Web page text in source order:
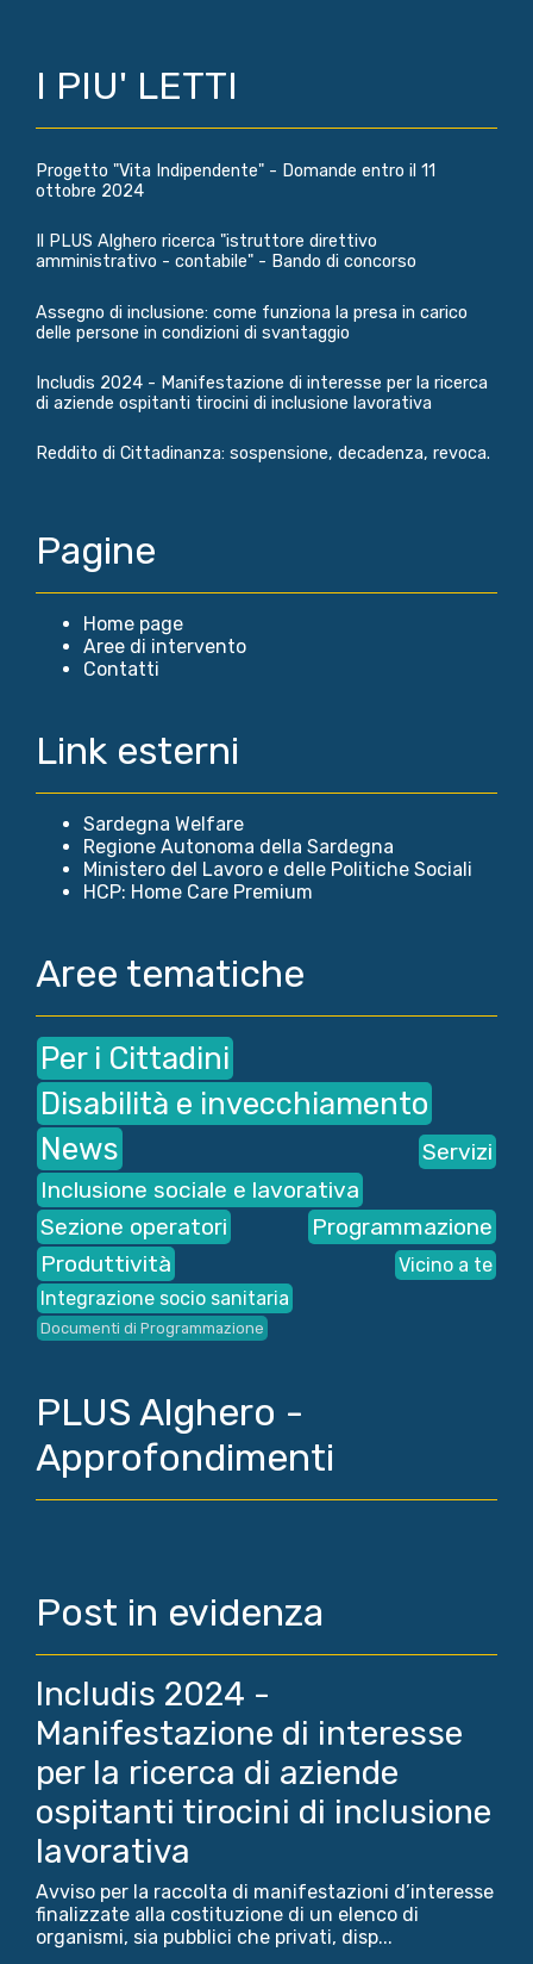
I PIU' LETTI
Progetto "Vita Indipendente" - Domande entro il 11
ottobre 2024
Il PLUS Alghero ricerca "istruttore direttivo
amministrativo - contabile" - Bando di concorso
Assegno di inclusione: come funziona la presa in carico
delle persone in condizioni di svantaggio
Includis 2024 - Manifestazione di interesse per la ricerca
di aziende ospitanti tirocini di inclusione lavorativa
Reddito di Cittadinanza: sospensione, decadenza, revoca.
Pagine
Home page
Aree di intervento
Contatti
Link esterni
Sardegna Welfare
Regione Autonoma della Sardegna
Ministero del Lavoro e delle Politiche Sociali
HCP: Home Care Premium
Aree tematiche
Per i Cittadini
Disabilità e invecchiamento
News
Servizi
Inclusione sociale e lavorativa
Sezione operatori
Programmazione
Produttività
Vicino a te
Integrazione socio sanitaria
Documenti di Programmazione
PLUS Alghero -
Approfondimenti
Post in evidenza
Includis 2024 -
Manifestazione di interesse
per la ricerca di aziende
ospitanti tirocini di inclusione
lavorativa
Avviso per la raccolta di manifestazioni d’interesse
finalizzate alla costituzione di un elenco di
organismi, sia pubblici che privati, disp...